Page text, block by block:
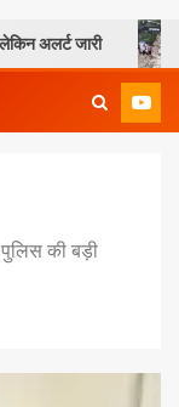
26 साल
पुलिस की बड़ी